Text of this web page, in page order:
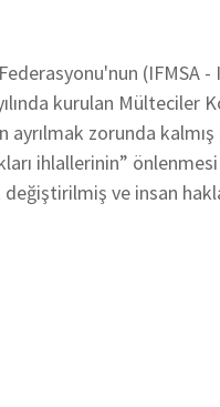
Federasyonu'nun
kurulan Mülteciler
zorunda
ihlallerinin”
ve insan